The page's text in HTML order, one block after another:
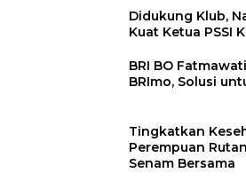
Didukung Klub,
Kuat Ketua PSSI
BRI BO
BRImo, Solusi
Tingkatkan
Perempuan
Senam Bersama